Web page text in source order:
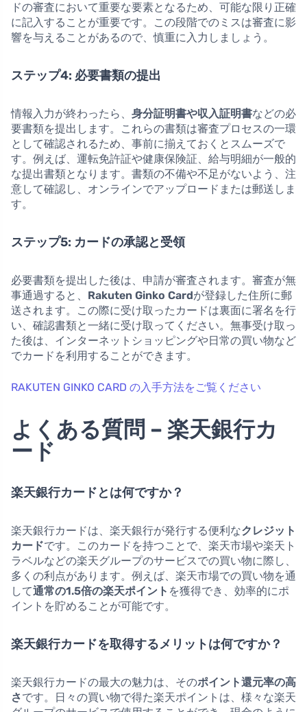
ドの審査において重要な要素となるため、可能な限り正確
に記入することが重要です。この段階でのミスは審査に影
響を与えることがあるので、慎重に入力しましょう。
ステップ4: 必要書類の提出
情報入力が終わったら、 身分証明書や収入証明書などの必
要書類を提出します。これらの書類は審査プロセスの一環
として確認されるため、事前に揃えておくとスムーズで
す。例えば、運転免許証や健康保険証、給与明細が一般的
な提出書類となります。書類の不備や不足がないよう、注
意して確認し、オンラインでアップロードまたは郵送しま
す。
ステップ5: カードの承認と受領
必要書類を提出した後は、申請が審査されます。審査が無
事通過すると、 Rakuten Ginko Cardが登録した住所に郵
送されます。この際に受け取ったカードは裏面に署名を行
い、確認書類と一緒に受け取ってください。無事受け取っ
た後は、インターネットショッピングや日常の買い物など
でカードを利用することができます。
RAKUTEN GINKO CARD の入手方法をご覧ください
よくある質問 – 楽天銀行カ
ード
楽天銀行カードとは何ですか？
楽天銀行カードは、楽天銀行が発行する便利なクレジット
カードです。このカードを持つことで、楽天市場や楽天ト
ラベルなどの楽天グループのサービスでの買い物に際し、
多くの利点があります。例えば、楽天市場での買い物を通
して通常の1.5倍の楽天ポイント を獲得でき、効率的にポ
イントを貯めることが可能です。
楽天銀行カードを取得するメリットは何ですか？
楽天銀行カードの最大の魅力は、そのポイント還元率の高
さです。日々の買い物で得た楽天ポイントは、様々な楽天